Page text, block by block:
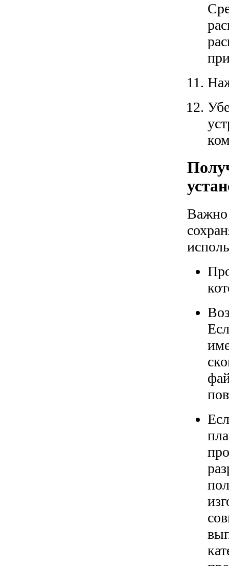
Важно